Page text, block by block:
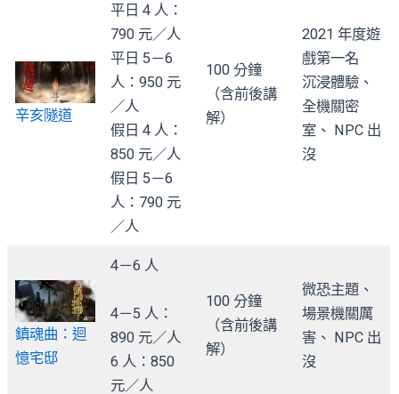
辛亥隧道
平日 4 人：
790 元／人
平日 5－6
人：950 元
／人
假日 4 人：
850 元／人
假日 5－6
人：790 元
／人
100 分鐘
（含前後講
解）
2021 年度遊
戲第一名
沉浸體驗、
全機關密
室、 NPC 出
沒
鎮魂曲：迴
憶宅邸
4－6 人
4－5 人：
890 元／人
6 人：850
元／人
100 分鐘
（含前後講
解）
微恐主題、
場景機關厲
害、 NPC 出
沒